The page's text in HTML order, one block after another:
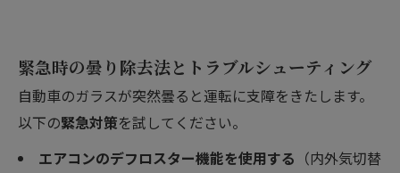
緊急時の曇り除去法とトラブルシューティング
自動車のガラスが突然曇ると運転に支障をきたします。
以下の緊急対策を試してください。
エアコンのデフロスター機能を使用する （内外気切替